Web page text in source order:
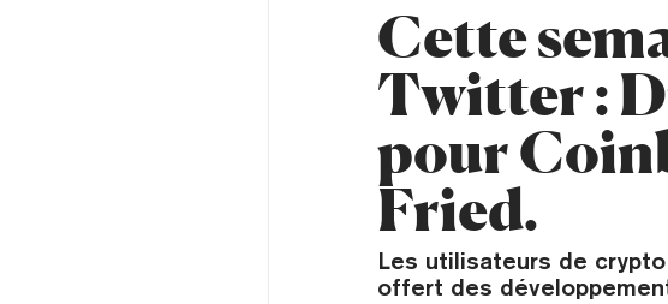
Cette
Twitter :
pour
Fried.
Les utilisateurs de
offert des